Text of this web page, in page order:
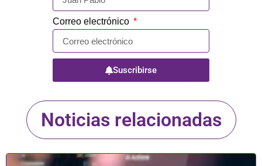
Correo electrónico
Suscribirse
Noticias relacionadas